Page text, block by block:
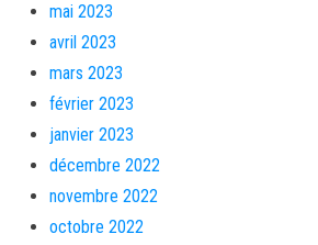
mai 2023
avril 2023
mars 2023
février 2023
janvier 2023
décembre 2022
novembre 2022
octobre 2022